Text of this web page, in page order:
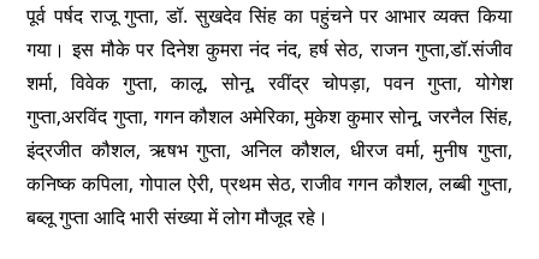
पूर्व पर्षद राजू गुप्ता, डॉ. सुखदेव सिंह का पहुंचने पर आभार व्यक्त किया
गया। इस मौके पर दिनेश कुमरा नंद नंद, हर्ष सेठ, राजन गुप्ता,डॉ.संजीव
शर्मा, विवेक गुप्ता, कालू, सोनू, रवींद्र चोपड़ा, पवन गुप्ता, योगेश
गुप्ता,अरविंद गुप्ता, गगन कौशल अमेरिका, मुकेश कुमार सोनू, जरनैल सिंह,
इंद्रजीत कौशल, ऋषभ गुप्ता, अनिल कौशल, धीरज वर्मा, मुनीष गुप्ता,
कनिष्क कपिला, गोपाल ऐरी, प्रथम सेठ, राजीव गगन कौशल, लब्बी गुप्ता,
बब्लू गुप्ता आदि भारी संख्या में लोग मौजूद रहे।